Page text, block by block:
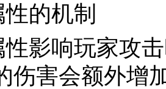
的机制
性影响玩家攻
伤害会额外增